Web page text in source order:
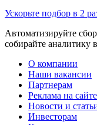
Ускорьте подбор в 2
Автоматизируйте
собирайте аналитику
О компании
Наши вакансии
Партнерам
Реклама на сайте
Новости и
Инвесторам